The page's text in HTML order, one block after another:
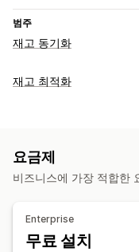
범주
재고 동기화
동기화 유형
알림 및 보고서
자동화된 알림
이메일
실시간 상태
재고 최적화
SKU 제품 보충
재고 계획
AI 최적화 워
반품
대량 처리
요금제
비즈니스에 가장 적합한
Enterprise
무료 설치